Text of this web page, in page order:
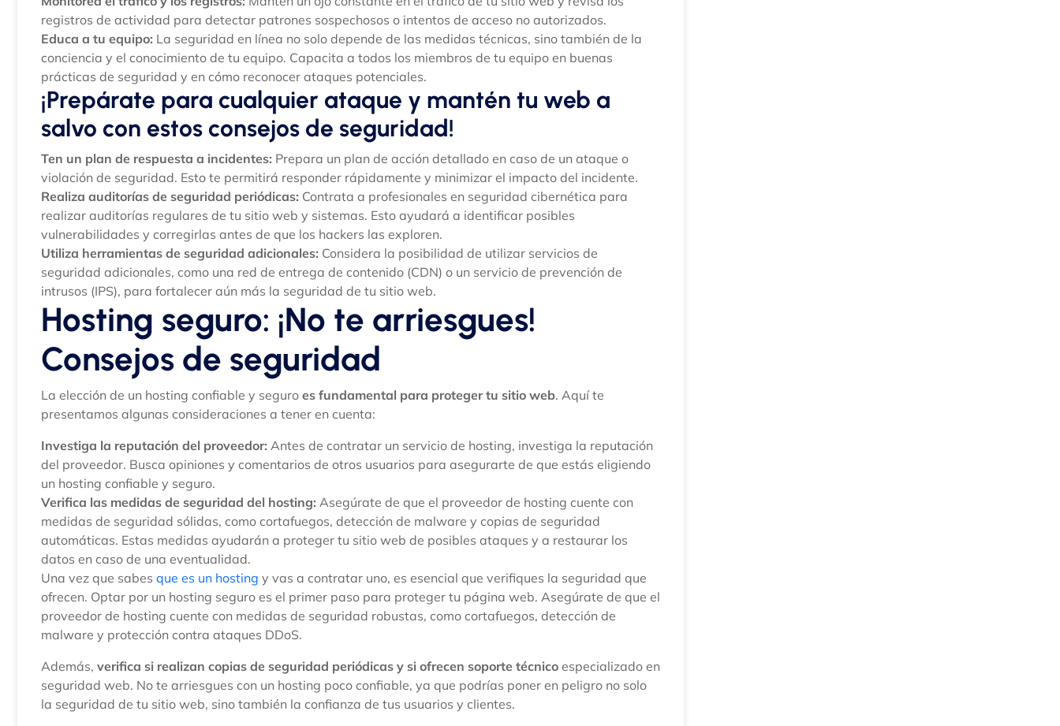
registros de actividad para detectar patrones sospechosos o intentos de acceso no autorizados.
Educa a tu equipo: La seguridad en línea no solo depende de las medidas técnicas, sino también de la
conciencia y el conocimiento de tu equipo. Capacita a todos los miembros de tu equipo en buenas
prácticas de seguridad y en cómo reconocer ataques potenciales.
¡Prepárate para cualquier ataque y mantén tu web a
salvo con estos consejos de seguridad!
Ten un plan de respuesta a incidentes: Prepara un plan de acción detallado en caso de un ataque o
violación de seguridad. Esto te permitirá responder rápidamente y minimizar el impacto del incidente.
Realiza auditorías de seguridad periódicas: Contrata a profesionales en seguridad cibernética para
realizar auditorías regulares de tu sitio web y sistemas. Esto ayudará a identificar posibles
vulnerabilidades y corregirlas antes de que los hackers las exploren.
Utiliza herramientas de seguridad adicionales: Considera la posibilidad de utilizar servicios de
seguridad adicionales, como una red de entrega de contenido (CDN) o un servicio de prevención de
intrusos (IPS), para fortalecer aún más la seguridad de tu sitio web.
Hosting seguro: ¡No te arriesgues!
Consejos de seguridad
La elección de un hosting confiable y seguro es fundamental para proteger tu sitio web. Aquí te
presentamos algunas consideraciones a tener en cuenta:
Investiga la reputación del proveedor: Antes de contratar un servicio de hosting, investiga la reputación
del proveedor. Busca opiniones y comentarios de otros usuarios para asegurarte de que estás eligiendo
un hosting confiable y seguro.
Verifica las medidas de seguridad del hosting: Asegúrate de que el proveedor de hosting cuente con
medidas de seguridad sólidas, como cortafuegos, detección de malware y copias de seguridad
automáticas. Estas medidas ayudarán a proteger tu sitio web de posibles ataques y a restaurar los
datos en caso de una eventualidad.
Una vez que sabes que es un hosting y vas a contratar uno, es esencial que verifiques la seguridad que
ofrecen. Optar por un hosting seguro es el primer paso para proteger tu página web. Asegúrate de que el
proveedor de hosting cuente con medidas de seguridad robustas, como cortafuegos, detección de
malware y protección contra ataques DDoS.
Además, verifica si realizan copias de seguridad periódicas y si ofrecen soporte técnico especializado en
seguridad web. No te arriesgues con un hosting poco confiable, ya que podrías poner en peligro no solo
la seguridad de tu sitio web, sino también la confianza de tus usuarios y clientes.